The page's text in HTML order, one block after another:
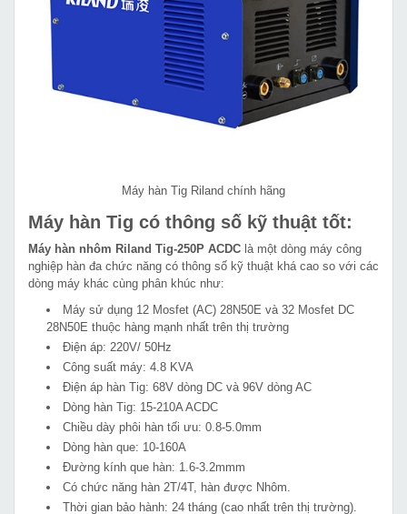
Máy hàn Tig Riland chính hãng
Máy hàn Tig có thông số kỹ thuật tốt:
Máy hàn nhôm Riland Tig-250P ACDC là một dòng máy công
nghiệp hàn đa chức năng có thông số kỹ thuật khá cao so với các
dòng máy khác cùng phân khúc như:
Máy sử dụng 12 Mosfet (AC) 28N50E và 32 Mosfet DC
28N50E thuộc hàng mạnh nhất trên thị trường
Điện áp: 220V/ 50Hz
Công suất máy: 4.8 KVA
Điện áp hàn Tig: 68V dòng DC và 96V dòng AC
Dòng hàn Tig: 15-210A ACDC
Chiều dày phôi hàn tối ưu: 0.8-5.0mm
Dòng hàn que: 10-160A
Đường kính que hàn: 1.6-3.2mmm
Có chức năng hàn 2T/4T, hàn được Nhôm.
Thời gian bảo hành: 24 tháng (cao nhất trên thị trường).